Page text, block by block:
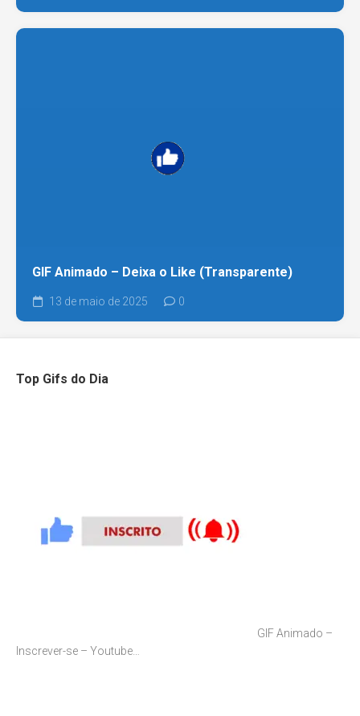
GIF Animado – Deixa o Like (Transparente)
13 de maio de 2025 0
Top Gifs do Dia
GIF Animado –
Inscrever-se – Youtube…